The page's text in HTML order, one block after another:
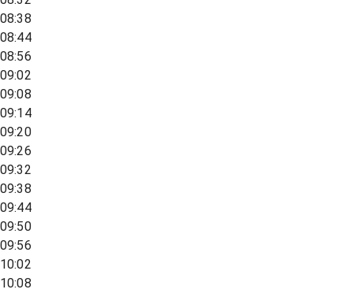
08:38
08:44
08:56
09:02
09:08
09:14
09:20
09:26
09:32
09:38
09:44
09:50
09:56
10:02
10:08